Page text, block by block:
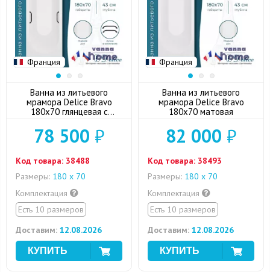
Франция
Ванна из литьевого
мрамора Delice Bravo
180x70 глянцевая с
78 500 ₽
Код товара: 38488
Размеры: 180 x 70
Комплектация
Есть 10 размеров
Доставим: 12.08.2026
Франция
Ванна из литьевого
мрамора Delice Bravo
180x70 матовая
82 000 ₽
Код товара: 38493
Размеры: 180 x 70
Комплектация
Есть 10 размеров
Доставим: 12.08.2026